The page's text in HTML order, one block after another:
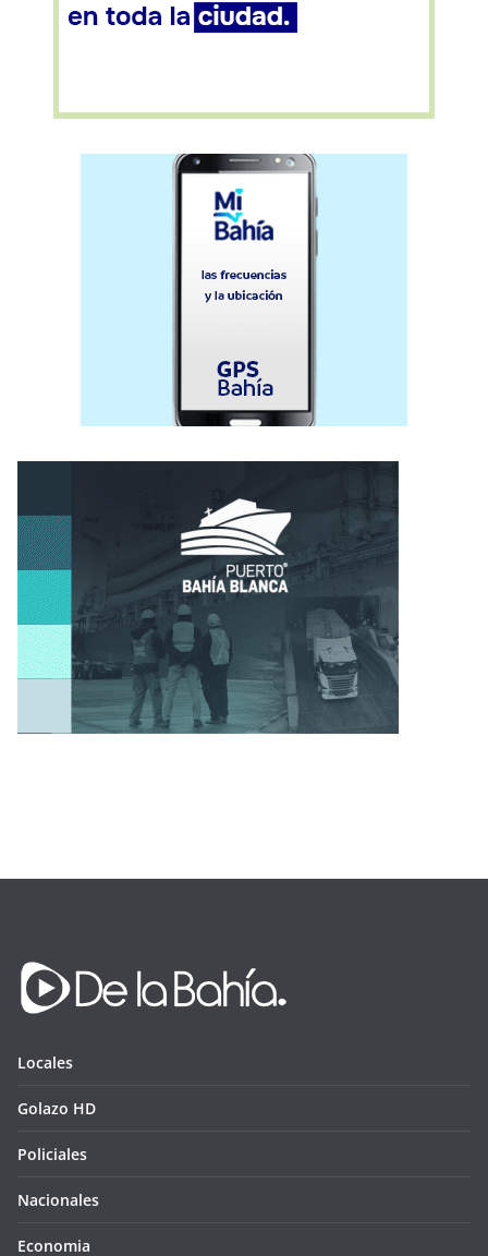
Locales
Golazo HD
Policiales
Nacionales
Economia